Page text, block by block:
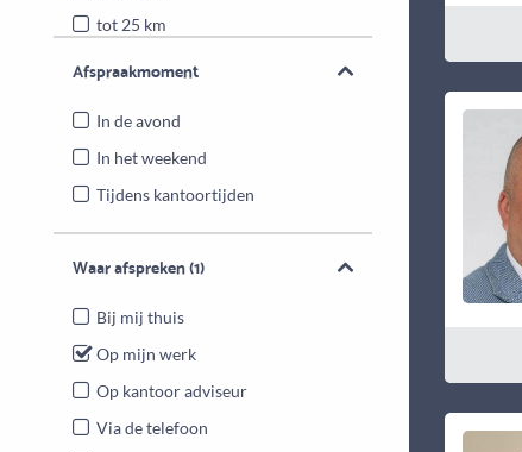
tot 25 km
Heel Nederland
Afspraakmoment
In de avond
In het weekend
Tijdens kantoortijden
Waar afspreken(1)
Bij mij thuis
Op mijn werk
Op kantoor adviseur
Via de telefoon